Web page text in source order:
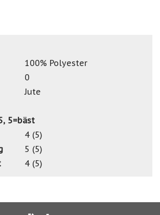
100% Polyester
0
Jute
5=bäst
4 (5)
5 (5)
4 (5)